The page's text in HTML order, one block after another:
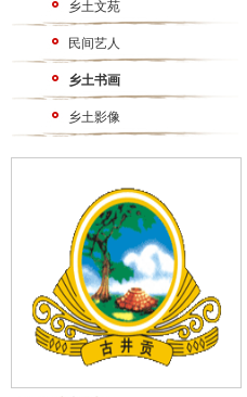
乡土文苑
民间艺人
乡土书画
乡土影像